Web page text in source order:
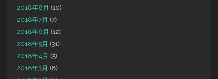
2018年8月 (10)
2018年7月 (7)
2018年6月 (12)
2018年5月 (31)
2018年4月 (5)
2018年3月 (8)